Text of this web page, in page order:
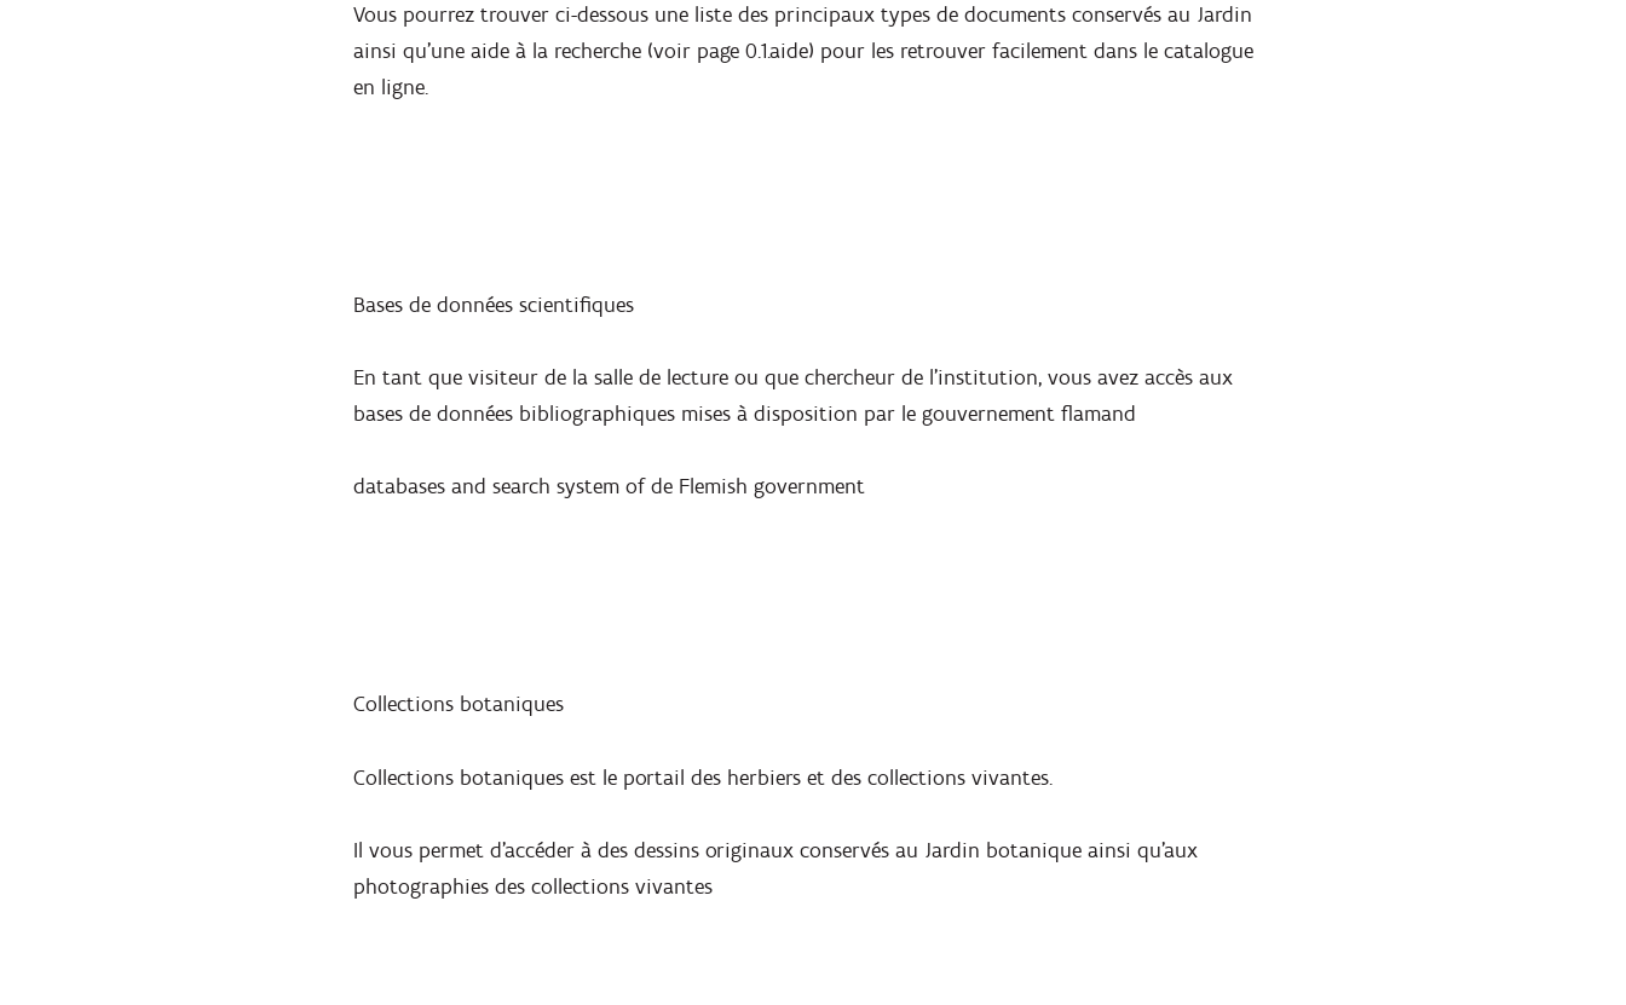
Vous pourrez trouver ci-dessous une liste des principaux types de documents conservés au Jardin
ainsi qu’une aide à la recherche (voir page 0.1.aide) pour les retrouver facilement dans le catalogue
en ligne.
Bases de données scientifiques
En tant que visiteur de la salle de lecture ou que chercheur de l’institution, vous avez accès aux
bases de données bibliographiques mises à disposition par le gouvernement flamand
databases and search system of de Flemish government
Collections botaniques
Collections botaniques est le portail des herbiers et des collections vivantes.
Il vous permet d’accéder à des dessins originaux conservés au Jardin botanique ainsi qu’aux
photographies des collections vivantes